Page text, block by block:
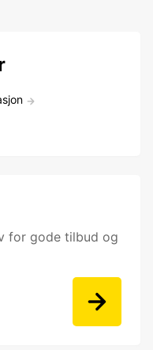
for gode tilbud og